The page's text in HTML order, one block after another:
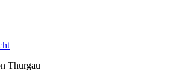
Thurgau